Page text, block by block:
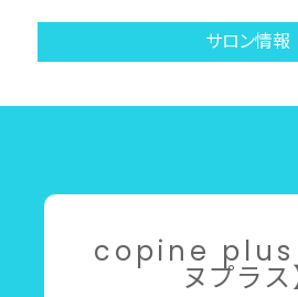
サロン情報
copine plus
ヌプラス